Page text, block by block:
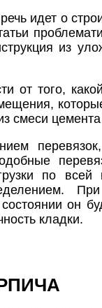
идет о
из
от того,
смеси
по
он
кладки.